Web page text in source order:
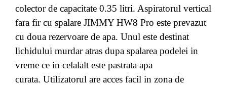
colector de capacitate 0.35 litri. Aspiratorul vertical
fara fir cu spalare JIMMY HW8 Pro este prevazut
cu doua rezervoare de apa. Unul este destinat
lichidului murdar atras dupa spalarea podelei in
vreme ce in celalalt este pastrata apa
curata. Utilizatorul are acces facil in zona de